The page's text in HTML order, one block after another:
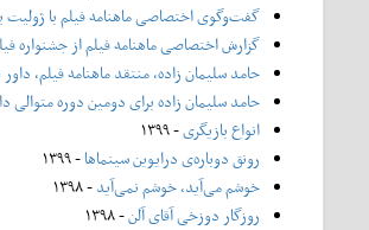
گفت‌وگوی اختصاصی ماهنامه فیلم با
گزارش اختصاصی ماهنامه فیلم از جشنواره
حامد سلیمان زاده، منتقد ماهنامه فیلم،
حامد سلیمان زاده برای دومین دوره
انواع بازیگری- ۱۳۹۹
رونق دوباره‌ی درایوین سینماها- ۱۳۹۹
خوشم می‌آید، خوشم نمی‌آید- ۱۳۹۸
روزگار دوزخی آقای آلن- ۱۳۹۸